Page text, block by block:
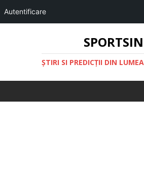
Autentificare
SPORTSIN
ŞTIRI SI PREDICŢII DIN